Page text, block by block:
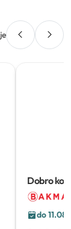
Dobro
do 11.08